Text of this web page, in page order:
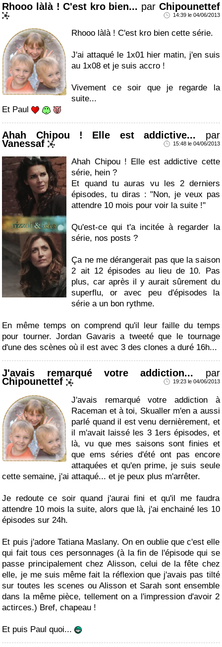
Rhooo làlà ! C'est kro bien... par Chipounettef
14:39 le 04/06/2013
Rhooo làlà ! C'est kro bien cette série.
J'ai attaqué le 1x01 hier matin, j'en suis
au 1x08 et je suis accro !
Vivement ce soir que je regarde la
suite...
Et Paul
Ahah Chipou ! Elle est addictive... par
Vanessaf 15:48 le 04/06/2013
Ahah Chipou ! Elle est addictive cette
série, hein ?
Et quand tu auras vu les 2 derniers
épisodes, tu diras : "Non, je veux pas
attendre 10 mois pour voir la suite !"
Qu'est-ce qui t'a incitée à regarder la
série, nos posts ?
Ça ne me dérangerait pas que la saison
2 ait 12 épisodes au lieu de 10. Pas
plus, car après il y aurait sûrement du
superflu, or avec peu d'épisodes la
série a un bon rythme.
En même temps on comprend qu'il leur faille du temps
pour tourner. Jordan Gavaris a tweeté que le tournage
d'une des scènes où il est avec 3 des clones a duré 16h...
J'avais remarqué votre addiction... par
Chipounettef 19:23 le 04/06/2013
J'avais remarqué votre addiction à
Raceman et à toi, Skualler m'en a aussi
parlé quand il est venu dernièrement, et
il m'avait laissé les 3 1ers épisodes, et
là, vu que mes saisons sont finies et
que ems séries d'été ont pas encore
attaquées et qu'en prime, je suis seule
cette semaine, j'ai attaqué... et je peux plus m'arrêter.
Je redoute ce soir quand j'aurai fini et qu'il me faudra
attendre 10 mois la suite, alors que là, j'ai enchainé les 10
épisodes sur 24h.
Et puis j'adore Tatiana Maslany. On en oublie que c'est elle
qui fait tous ces personnages (à la fin de l'épisode qui se
passe principalement chez Alisson, celui de la fête chez
elle, je me suis même fait la réflexion que j'avais pas tilté
sur toutes les scenes ou Alisson et Sarah sont ensemble
dans la même pièce, tellement on a l'impression d'avoir 2
actirces.) Bref, chapeau !
Et puis Paul quoi...